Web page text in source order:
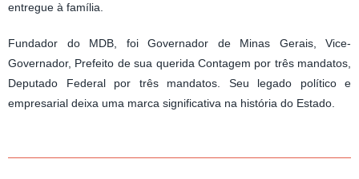
entregue à família.
Fundador do MDB, foi Governador de Minas Gerais, Vice-
Governador, Prefeito de sua querida Contagem por três mandatos,
Deputado Federal por três mandatos. Seu legado político e
empresarial deixa uma marca significativa na história do Estado.